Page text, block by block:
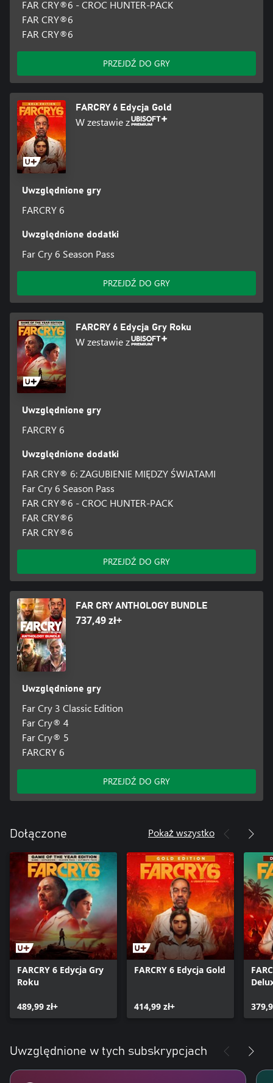
FAR CRY®6 - CROC HUNTER-PACK
FAR CRY®6
FAR CRY®6
PRZEJDŹ DO GRY
FARCRY 6 Edycja Gold
W zestawie z
Uwzględnione gry
FARCRY 6
Uwzględnione dodatki
Far Cry 6 Season Pass
PRZEJDŹ DO GRY
FARCRY 6 Edycja Gry Roku
W zestawie z
Uwzględnione gry
FARCRY 6
Uwzględnione dodatki
FAR CRY® 6: ZAGUBIENIE MIĘDZY ŚWIATAMI
Far Cry 6 Season Pass
FAR CRY®6 - CROC HUNTER-PACK
FAR CRY®6
FAR CRY®6
PRZEJDŹ DO GRY
FAR CRY ANTHOLOGY BUNDLE
737,49 zł+
Uwzględnione gry
Far Cry 3 Classic Edition
Far Cry® 4
Far Cry® 5
FARCRY 6
PRZEJDŹ DO GRY
Dołączone Pokaż wszystko
FARCRY 6 Edycja Gry
Roku
489,99 zł+
FARCRY 6 Edycja Gold
414,99 zł+
Uwzględnione w tych subskrypcjach